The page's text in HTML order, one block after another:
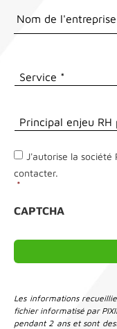
Principal
enjeu
RH
pour
votre
RGPD
J'autorise la société
contacter.
*
CAPTCHA
Les informations
fichier informatisé par
pendant 2 ans et sont